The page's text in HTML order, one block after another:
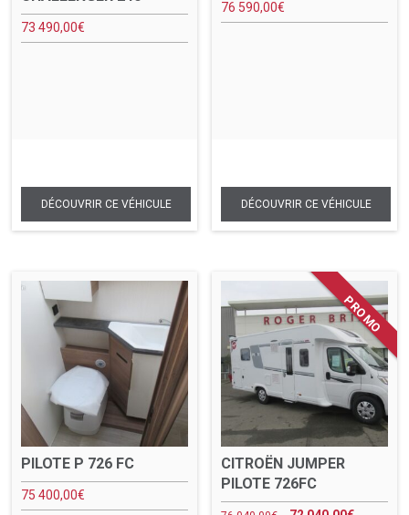
73 490,00€
76 590,00€
PILOTE P 726 FC
75 400,00€
CITROËN JUMPER
PILOTE 726FC